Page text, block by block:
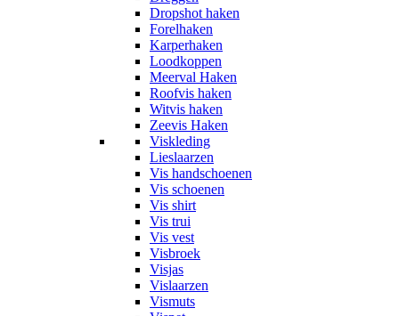
Dropshot haken
Forelhaken
Karperhaken
Loodkoppen
Meerval Haken
Roofvis haken
Witvis haken
Zeevis Haken
Viskleding
Lieslaarzen
Vis handschoenen
Vis schoenen
Vis shirt
Vis trui
Vis vest
Visbroek
Visjas
Vislaarzen
Vismuts